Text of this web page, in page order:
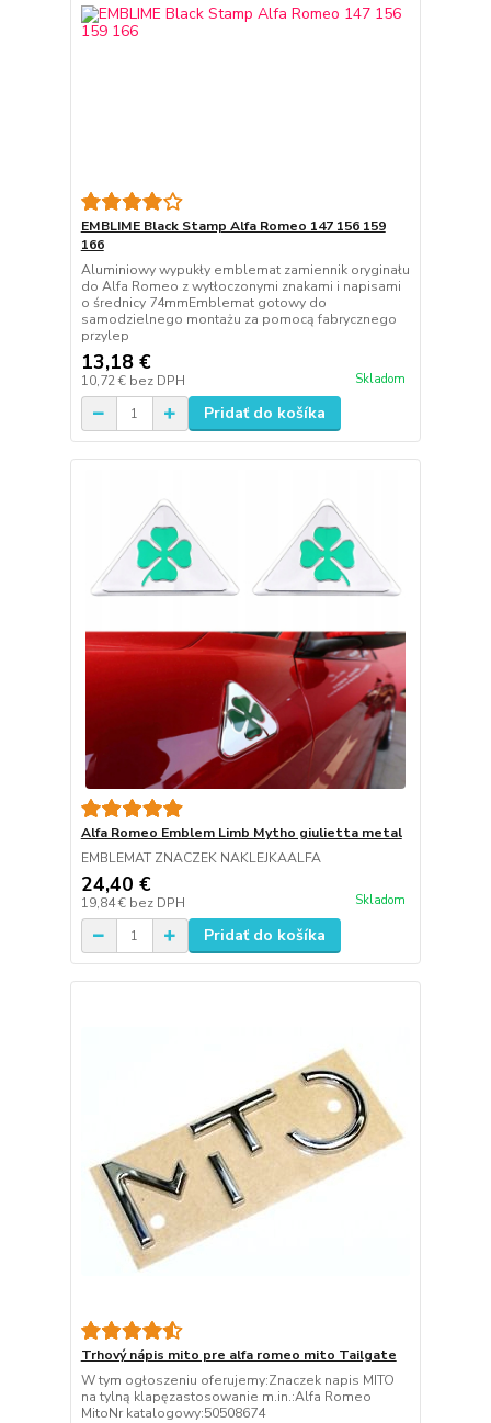
EMBLIME Black Stamp Alfa Romeo 147 156 159
166
Aluminiowy wypukły emblemat zamiennik oryginału
do Alfa Romeo z wytłoczonymi znakami i napisami
o średnicy 74mmEmblemat gotowy do
samodzielnego montażu za pomocą fabrycznego
przylep
13,18 €
10,72 € bez DPH Skladom
Pridať do košíka
Alfa Romeo Emblem Limb Mytho giulietta metal
EMBLEMAT ZNACZEK NAKLEJKAALFA
24,40 €
19,84 € bez DPH Skladom
Pridať do košíka
Trhový nápis mito pre alfa romeo mito Tailgate
W tym ogłoszeniu oferujemy:Znaczek napis MITO
na tylną klapęzastosowanie m.in.:Alfa Romeo
MitoNr katalogowy:50508674